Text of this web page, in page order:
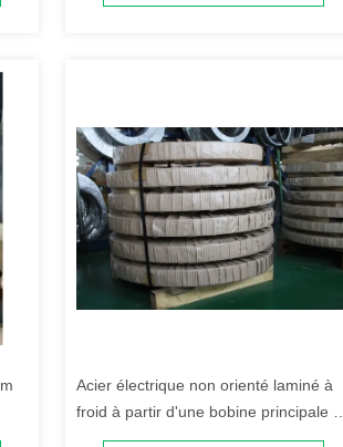
Acier électrique non orienté laminé à
froid à partir d'une bobine principale de
qualité 50A400 de Baosteel